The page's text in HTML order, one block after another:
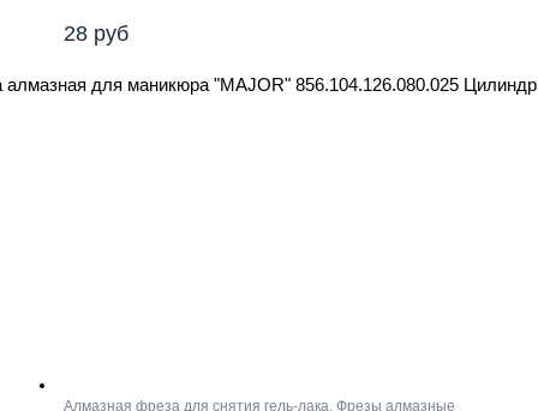
28 руб
алмазная для маникюра "MAJOR" 856.104.126.080.025
Алмазная фреза для снятия гель-лака, Фрезы алмазные